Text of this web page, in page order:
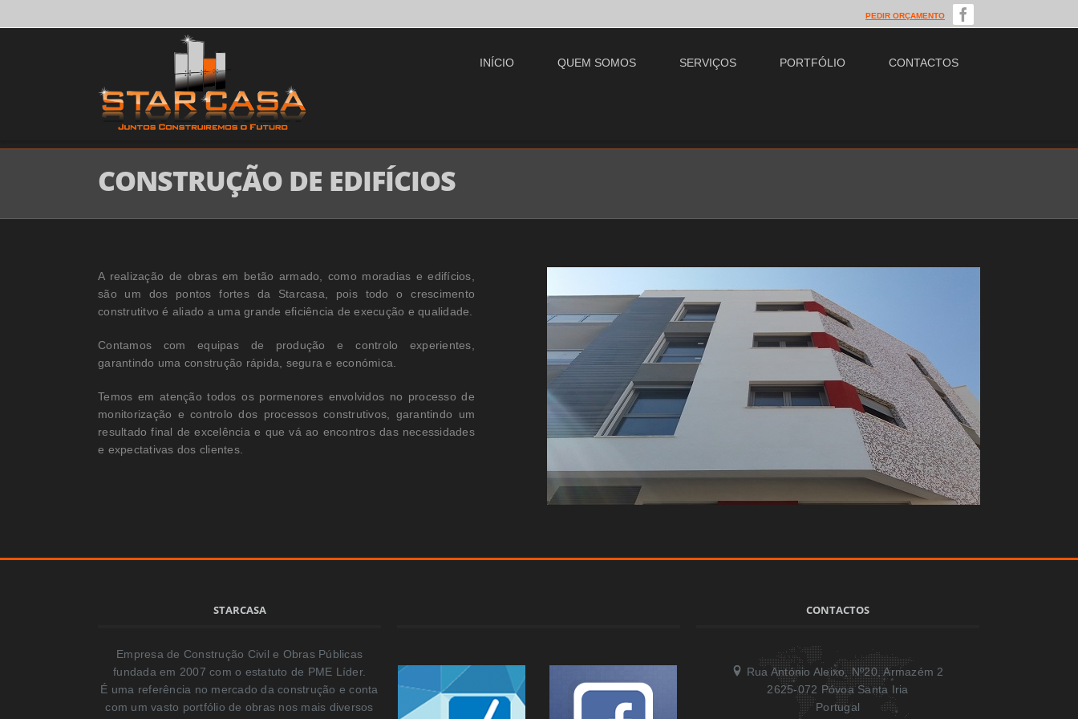
PEDIR ORÇAMENTO
INÍCIO QUEM SOMOS SERVIÇOS PORTFÓLIO CONTACTOS
CONSTRUÇÃO DE EDIFÍCIOS
A realização de obras em betão armado, como moradias e edifícios,
são um dos pontos fortes da Starcasa, pois todo o crescimento
construtitvo é aliado a uma grande eficiência de execução e qualidade.
Contamos com equipas de produção e controlo experientes,
garantindo uma construção rápida, segura e económica.
Temos em atenção todos os pormenores envolvidos no processo de
monitorização e controlo dos processos construtivos, garantindo um
resultado final de excelência e que vá ao encontros das necessidades
e expectativas dos clientes.
STARCASA
Empresa de Construção Civil e Obras Públicas
fundada em 2007 com o estatuto de PME Líder.
É uma referência no mercado da construção e conta
com um vasto portfólio de obras nos mais diversos
CONTACTOS
Rua António Aleixo, Nº20, Armazém 2
2625-072 Póvoa Santa Iria
Portugal